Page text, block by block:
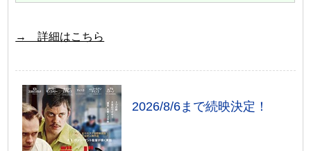
→ 詳細はこちら
2026/8/6まで続映決定！